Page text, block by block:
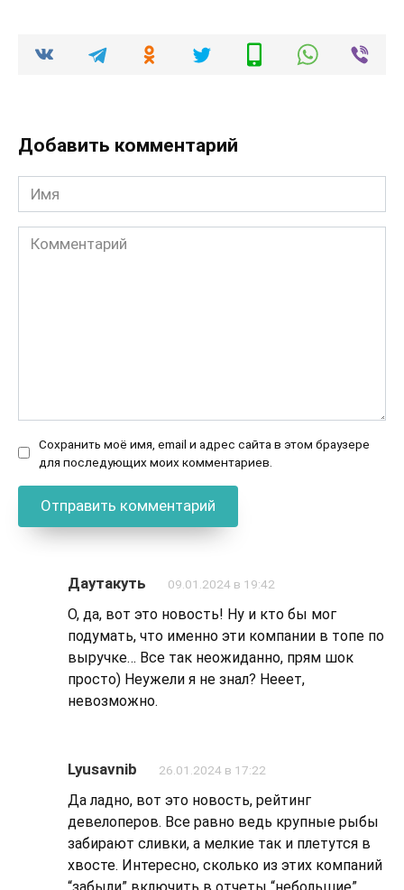
Добавить комментарий
Имя
Комментарий
Сохранить моё имя, email и адрес сайта в этом браузере
для последующих моих комментариев.
Даутакуть 09.01.2024 в 19:42
О, да, вот это новость! Ну и кто бы мог
подумать, что именно эти компании в топе по
выручке… Все так неожиданно, прям шок
просто) Неужели я не знал? Нееет,
невозможно.
Lyusavnib 26.01.2024 в 17:22
Да ладно, вот это новость, рейтинг
девелоперов. Все равно ведь крупные рыбы
забирают сливки, а мелкие так и плетутся в
хвосте. Интересно, сколько из этих компаний